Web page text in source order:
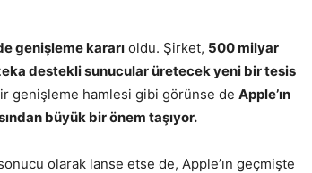
genişleme kararı oldu. Şirket, 500 milyar
destekli sunucular üretecek yeni bir tesis
genişleme hamlesi gibi görünse de Apple’ın
büyük bir önem taşıyor.
olarak lanse etse de, Apple’ın geçmişte